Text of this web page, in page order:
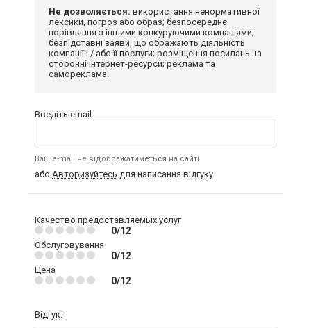
Не дозволяється: використання ненормативної
лексики, погроз або образ; безпосереднє
порівняння з іншими конкуруючими компаніями;
безпідставні заяви, що ображають діяльність
компанії і / або її послуги; розміщення посилань на
сторонні інтернет-ресурси; реклама та
самореклама.
Введіть email:
Ваш e-mail не відображатиметься на сайті
або Авторизуйтесь для написання відгуку
Качество предоставляемых услуг
0/12
Обслуговування
0/12
Цена
0/12
Відгук: